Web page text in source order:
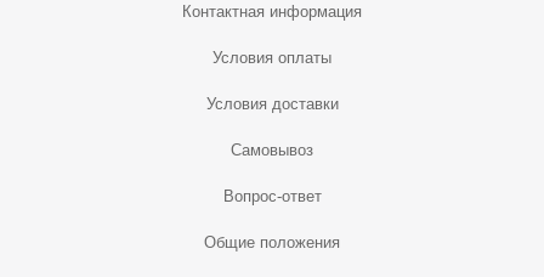
Контактная информация
Условия оплаты
Условия доставки
Самовывоз
Вопрос-ответ
Общие положения